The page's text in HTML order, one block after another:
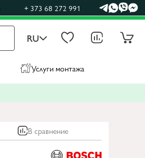
+ 373 68 272 991
RU
Услуги монтажа
В сравнение